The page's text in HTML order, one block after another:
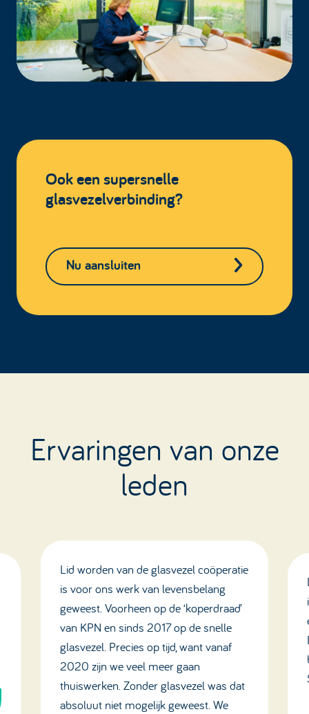
Ook een supersnelle
glasvezelverbinding?
Nu aansluiten
Ervaringen van onze
leden
Lid worden van de glasvezel coöperatie
is voor ons werk van levensbelang
geweest. Voorheen op de ‘koperdraad’
van KPN en sinds 2017 op de snelle
glasvezel. Precies op tijd, want vanaf
2020 zijn we veel meer gaan
thuiswerken. Zonder glasvezel was dat
absoluut niet mogelijk geweest. We